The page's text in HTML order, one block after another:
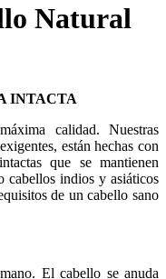
Natural
INTACTA
calidad. Nuestras
están hechas con
que se mantienen
cabellos indios y asiáticos
de un cabello sano
El cabello se anuda